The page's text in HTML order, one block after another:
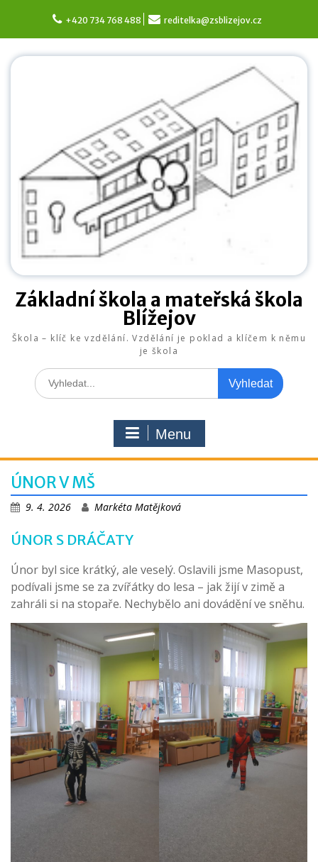
content
+420 734 768 488 reditelka@zsblizejov.cz
Základní škola a mateřská škola
Blížejov
Škola – klíč ke vzdělání. Vzdělání je poklad a klíčem k němu
je škola
Search
for:
Menu
ÚNOR V MŠ
9. 4. 2026 Markéta Matějková
ÚNOR S DRÁČATY
Únor byl sice krátký, ale veselý. Oslavili jsme Masopust,
podívali jsme se za zvířátky do lesa – jak žijí v zimě a
zahráli si na stopaře. Nechybělo ani dovádění ve sněhu.